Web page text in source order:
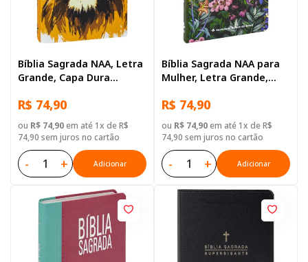
Bíblia Sagrada NAA, Letra
Grande, Capa Dura
R$ 74,90
ou R$ 74,90em até 1x de R$
74,90 sem juros no cartão
- + Adicionar
Bíblia Sagrada NAA para
Mulher, Letra Grande,
Flores
R$ 74,90
ou R$ 74,90em até 1x de R$
74,90 sem juros no cartão
- + Adicionar